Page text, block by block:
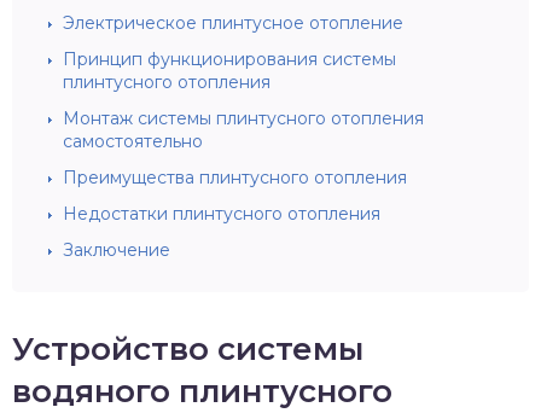
Электрическое плинтусное отопление
Принцип функционирования системы
плинтусного отопления
Монтаж системы плинтусного отопления
самостоятельно
Преимущества плинтусного отопления
Недостатки плинтусного отопления
Заключение
Устройство системы
водяного плинтусного